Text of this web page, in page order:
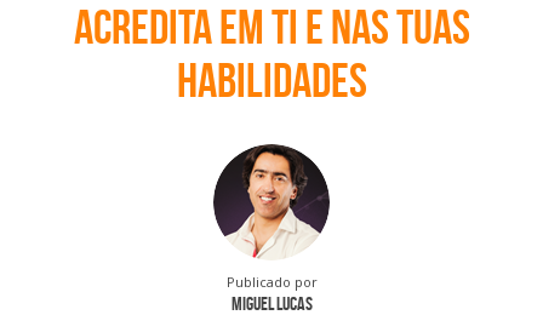
Acredita em ti e nas tuas
habilidades
Publicado por
Miguel Lucas